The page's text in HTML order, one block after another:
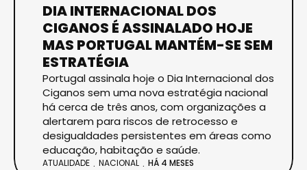
DIA INTERNACIONAL DOS
CIGANOS É ASSINALADO HOJE
MAS PORTUGAL MANTÉM-SE SEM
ESTRATÉGIA
Portugal assinala hoje o Dia Internacional dos
Ciganos sem uma nova estratégia nacional
há cerca de três anos, com organizações a
alertarem para riscos de retrocesso e
desigualdades persistentes em áreas como
educação, habitação e saúde.
ATUALIDADE NACIONAL HÁ 4 MESES